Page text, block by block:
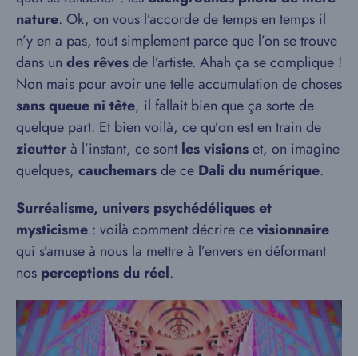
nature. Ok, on vous l’accorde de temps en temps il
n’y en a pas, tout simplement parce que l’on se trouve
dans un des rêvesde l’artiste. Ahah ça se complique !
Non mais pour avoir une telle accumulation de choses
sans queue ni tête, il fallait bien que ça sorte de
quelque part. Et bien voilà, ce qu’on est en train de
zieutterà l’instant, ce sontles visionset, on imagine
quelques, cauchemarsde ce Dali du numérique.
Surréalisme, univers psychédéliques et
mysticisme : voilà comment décrire cevisionnaire
qui s’amuse à nous la mettre à l’envers en déformant
nos perceptions du réel.